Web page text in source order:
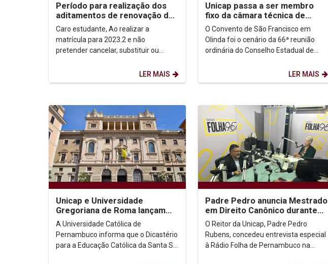
Período para realização dos
aditamentos de renovação do
novo FIES em 2023.2
Caro estudante, Ao realizar a
matrícula para 2023.2 e não
pretender cancelar, substituir ou
manter contato com o DAS para...
LER MAIS
Unicap passa a ser membro
fixo da câmara técnica de
Turismo Religioso do Contur
O Convento de São Francisco em
Olinda foi o cenário da 66ª reunião
ordinária do Conselho Estadual de
LER MAIS
Unicap e Universidade
Gregoriana de Roma lançam
Mestrado em Direito Canônico
A Universidade Católica de
Pernambuco informa que o Dicastério
para a Educação Católica da Santa Sé
Padre Pedro anuncia Mestrado
em Direito Canônico durante
entrevista à Rádio Folha
O Reitor da Unicap, Padre Pedro
Rubens, concedeu entrevista especial
à Rádio Folha de Pernambuco na